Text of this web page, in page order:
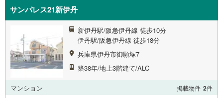
サンパレス21新伊丹
新伊丹駅/阪急伊丹線 徒歩10分
伊丹駅/阪急伊丹線 徒歩18分
兵庫県伊丹市御願塚7
築38年/地上3階建て/ALC
マンション 掲載物件 2件